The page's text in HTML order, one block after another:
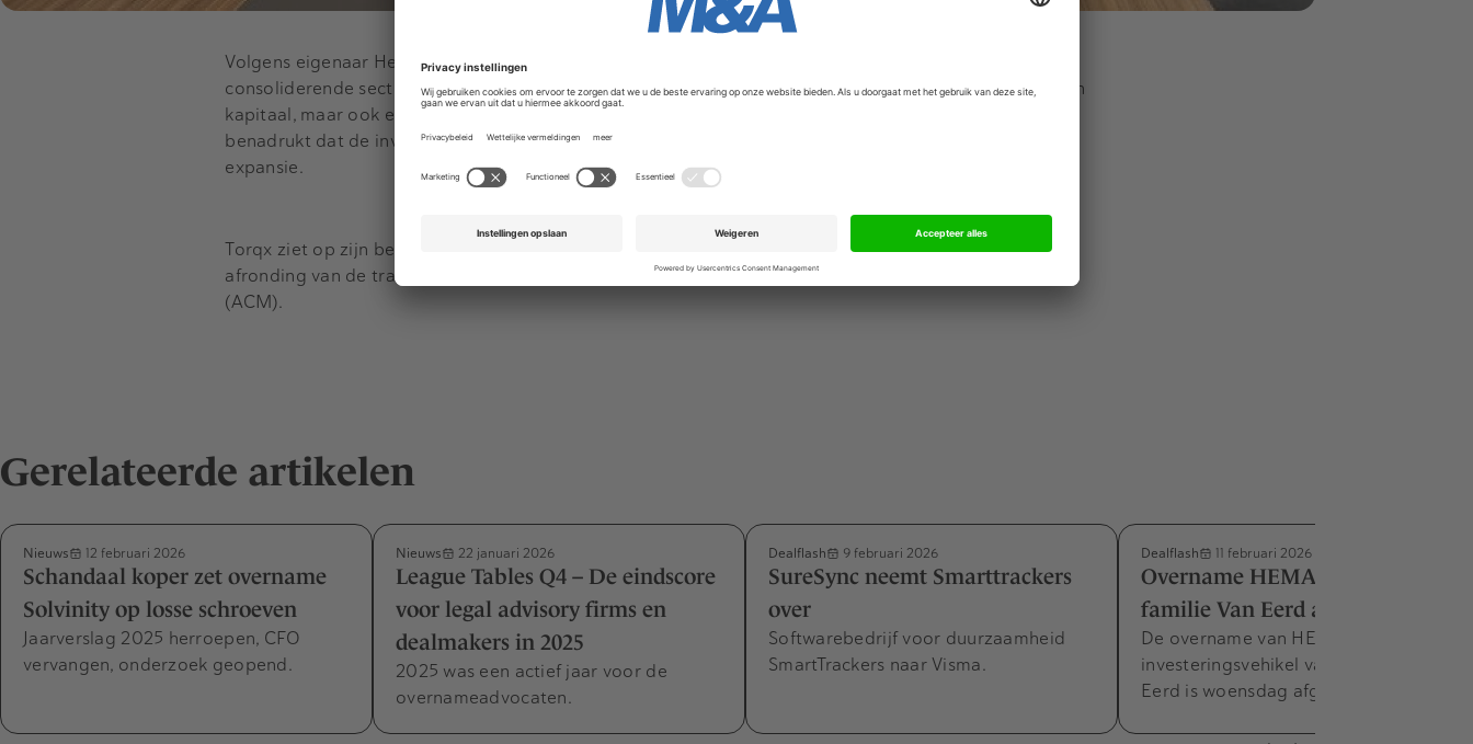
Volgens eigenaar Henk Wijlhuizen is de participatie van
consoliderende sector, waarin schaal en slagkracht steeds belangrijker worden. Torqx brengt niet alleen
kapitaal, maar ook ervaring in automotive en technische groothandel mee. CEO Sander Bredewout
benadrukt dat de investeerder past bij het familie-DNA van het bedrijf en kan bijdragen aan verdere
expansie.
Torqx ziet op zijn beurt kansen om de leiderschapspositie van Wijlhuizen verder uit te bouwen. De
afronding van de transactie is nog afhankelijk van goedkeuring door de Autoriteit Consument & Markt
(ACM).
Gerelateerde artikelen
Nieuws 12 februari 2026
Schandaal koper zet overname
Solvinity op losse schroeven
Jaarverslag 2025 herroepen, CFO
vervangen, onderzoek geopend.
Nieuws 22 januari 2026
League Tables Q4 – De eindscore
voor legal advisory firms en
dealmakers in 2025
2025 was een actief jaar voor de
overnameadvocaten.
Dealflash 9 februari 2026
SureSync neemt Smarttrackers
over
Softwarebedrijf voor duurzaamheid
SmartTrackers naar Visma.
Dealflash 11 februari 2026
Overname HEMA door Jumbo-
familie Van Eerd afgerond
De overname van HEMA door een
investeringsvehikel van de familie Van
Eerd is woensdag afgerond.